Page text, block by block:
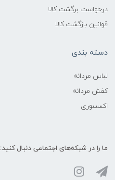
درخواست برگشت کالا
قوانین بازگشت کالا
دسته بندی
لباس مردانه
کفش مردانه
اکسسوری
ما را در شبکه‌های اجتماعی دنبال کنید: